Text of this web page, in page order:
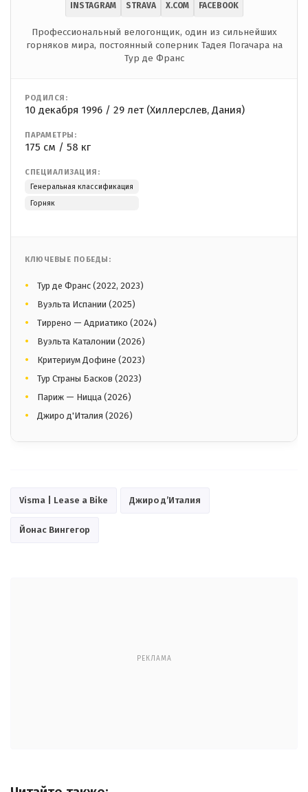
INSTAGRAM STRAVA X.COM FACEBOOK
Профессиональный велогонщик, один из сильнейших
горняков мира, постоянный соперник Тадея Погачара на
Тур де Франс
РОДИЛСЯ:
10 декабря 1996 / 29 лет (Хиллерслев, Дания)
ПАРАМЕТРЫ:
175 см / 58 кг
СПЕЦИАЛИЗАЦИЯ:
Генеральная классификация
Горняк
КЛЮЧЕВЫЕ ПОБЕДЫ:
Тур де Франс (2022, 2023)
Вуэльта Испании (2025)
Тиррено — Адриатико (2024)
Вуэльта Каталонии (2026)
Критериум Дофине (2023)
Тур Страны Басков (2023)
Париж — Ницца (2026)
Джиро д'Италия (2026)
Visma | Lease a Bike Джиро д’Италия
Йонас Вингегор
РЕКЛАМА